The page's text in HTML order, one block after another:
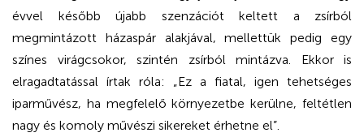
évvel később újabb szenzációt keltett a zsírból
megmintázott házaspár alakjával, mellettük pedig egy
színes virágcsokor, szintén zsírból mintázva. Ekkor is
elragadtatással írtak róla: „Ez a fiatal, igen tehetséges
iparművész, ha megfelelő környezetbe kerülne, feltétlen
nagy és komoly művészi sikereket érhetne el”.